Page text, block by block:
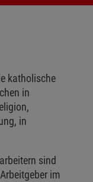
katholische
in
in
sind
im